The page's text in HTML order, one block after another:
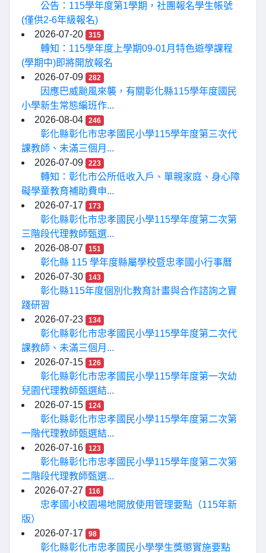
公告：115學年度第1學期，社團報名學生帳號
(僅供2-6年級報名)
2026-07-20
315
轉知：115學年度上學期09-01月特色遊學課程
(學期中)即將開放報名
2026-07-09
282
因應巴威颱風來襲，有關彰化縣115學年度國民
小學新生常態編班作...
2026-08-04
246
彰化縣彰化市忠孝國民小學115學年度第三次代
課教師、未滿三個月...
2026-07-09
223
轉知：彰化市公所低收入戶、單親家庭、身心障
礙學童教育補助費申...
2026-07-17
173
彰化縣彰化市忠孝國民小學115學年度第二次第
三階段代理教師甄選...
2026-08-07
151
彰化縣 115 學年度縣屬學校暨忠孝國小行事曆
2026-07-30
143
彰化縣115年度個別化教育計畫與合作諮詢之實
踐研習
2026-07-23
134
彰化縣彰化市忠孝國民小學115學年度第二次代
課教師、未滿三個月...
2026-07-15
126
彰化縣彰化市忠孝國民小學115學年度第一次幼
兒園代理教師甄選結...
2026-07-15
124
彰化縣彰化市忠孝國民小學115學年度第二次第
一階代理教師甄選結...
2026-07-16
123
彰化縣彰化市忠孝國民小學115學年度第二次第
二階段代理教師甄選...
2026-07-27
116
忠孝國小校園場地開放使用管理要點（115年新
版）
2026-07-17
98
彰化縣彰化市忠孝國民小學學生獎懲實施要點